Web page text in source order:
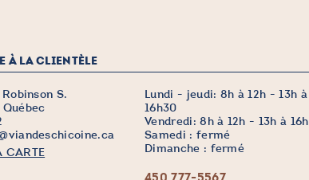
À LA CLIENTÈLE
S.
CARTE
Lundi - jeudi: 8h à 12h - 13h à
16h30
Vendredi: 8h à 12h - 13h à 16h
Samedi : fermé
Dimanche : fermé